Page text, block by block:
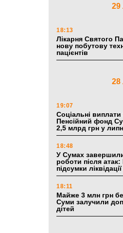
29
18:13
Лікарня Святого
нову побутову
пацієнтів
28
19:07
Соціальні
Пенсійний фонд
2,5 млрд грн у
18:48
У Сумах
роботи після атак:
підсумки
18:11
Майже 3 млн грн
Суми залучили
дітей